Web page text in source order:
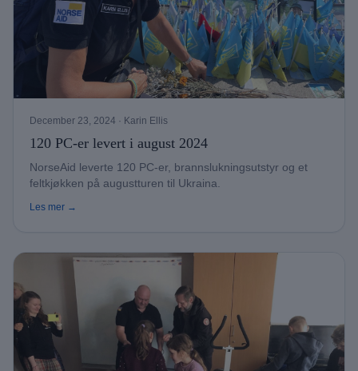
December 23, 2024 · Karin Ellis
120 PC-er levert i august 2024
NorseAid leverte 120 PC-er, brannslukningsutstyr og et
feltkjøkken på augustturen til Ukraina.
Les mer →